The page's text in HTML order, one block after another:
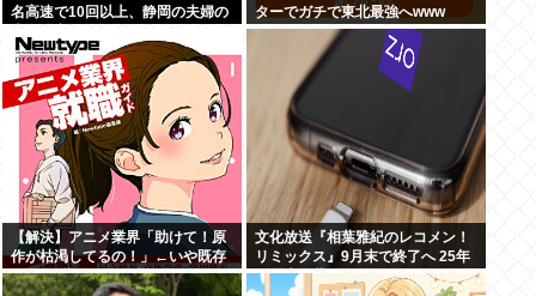
名高速で10回以上、静岡の夫婦の
ターでガチで東北最強へwww
【解決】アニメ業界「助けて！原
作が枯渇してるの！」←いや既存
作品の2期やったら良いよね？
文化放送『相葉雅紀のレコメン！
リミックス』9月末で終了へ 25年
の歴史に幕